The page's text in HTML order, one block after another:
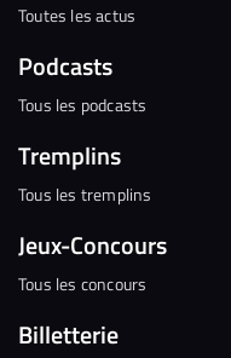
Toutes les actus
Podcasts
Tous les podcasts
Tremplins
Tous les tremplins
Jeux-Concours
Tous les concours
Billetterie